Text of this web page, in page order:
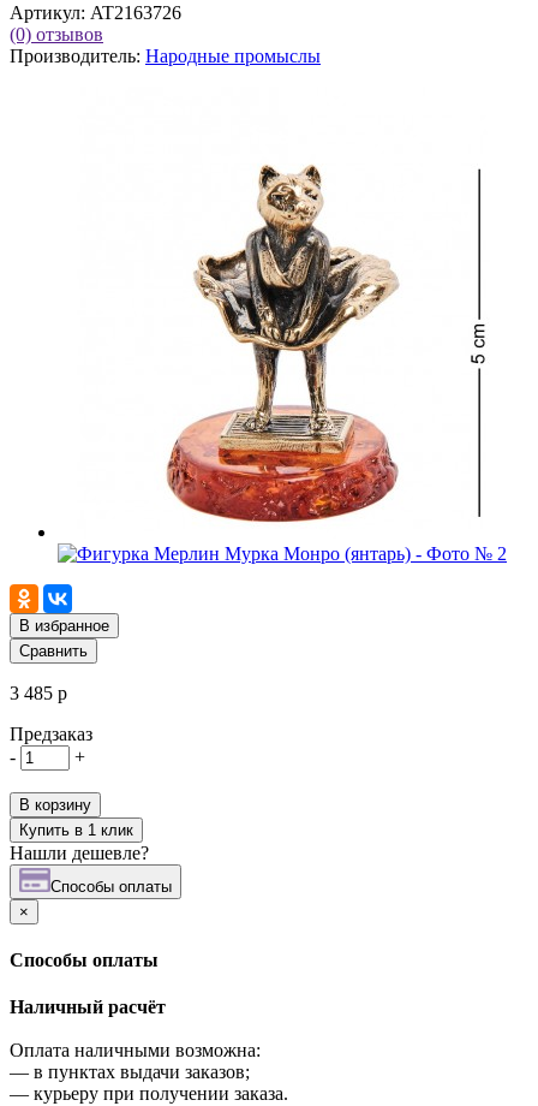
Артикул: AT2163726
(0) отзывов
Производитель: Народные промыслы
В избранное
Сравнить
3 485 р
Предзаказ
-
+
В корзину
Купить в 1 клик
Нашли дешевле?
Cпособы оплаты
×
Cпособы оплаты
Наличный расчёт
Оплата наличными возможна:
— в пунктах выдачи заказов;
— курьеру при получении заказа.